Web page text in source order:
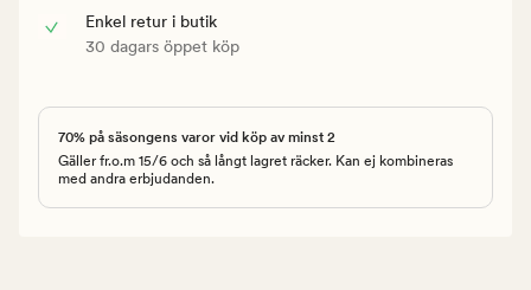
Enkel retur i butik
30 dagars öppet köp
70% på säsongens varor vid köp av minst 2
Gäller fr.o.m 15/6 och så långt lagret räcker. Kan ej kombineras
med andra erbjudanden.